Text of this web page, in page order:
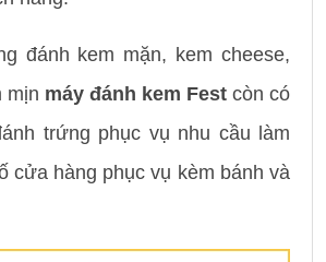
đánh kem mặn, kem cheese,
mịn máy đánh kem Fest còn có
trứng phục vụ nhu cầu làm
cửa hàng phục vụ kèm bánh và